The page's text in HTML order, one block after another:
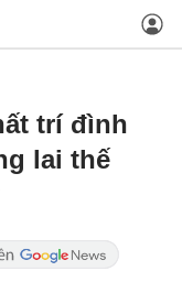
trí đình
lai thế